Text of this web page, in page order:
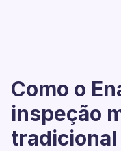
Como o
inspeção
tradicional